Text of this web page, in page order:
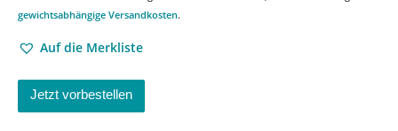
gewichtsabhängige Versandkosten.
Auf die Merkliste
Jetzt vorbestellen